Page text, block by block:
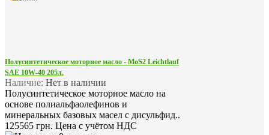
Полусинтетическое моторное масло - MoS2 Leichtlauf
SAE 10W-40 205л.
Наличие: Нет в наличии
Полусинтетическое моторное масло на
основе полиальфаолефинов и
минеральных базовых масел с дисульфид..
125565 грн. Цена с учётом НДС